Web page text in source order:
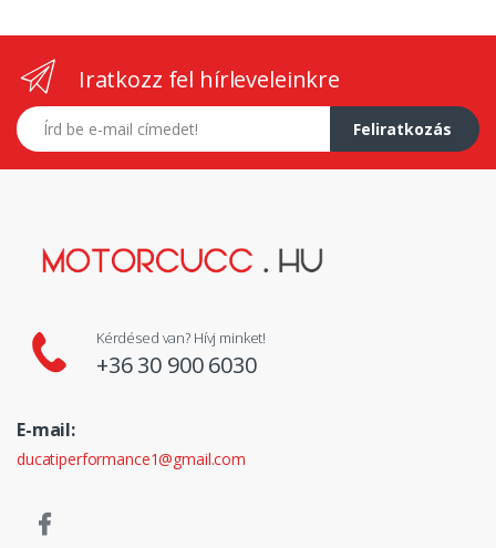
Iratkozz fel hírleveleinkre
E-mail címed
Feliratkozás
Kérdésed van? Hívj minket!
+36 30 900 6030
E-mail:
ducatiperformance1@gmail.com